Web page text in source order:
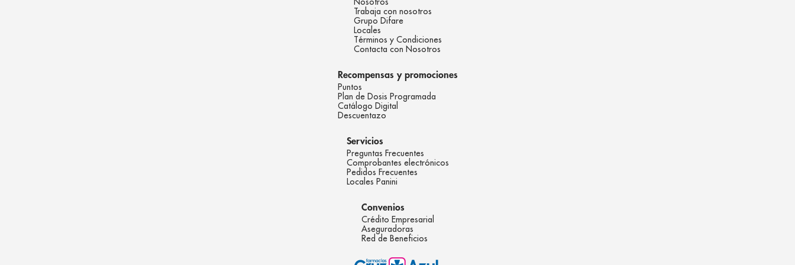
Trabaja con nosotros
Grupo Difare
Locales
Términos y Condiciones
Contacta con Nosotros
Recompensas y promociones
Puntos
Plan de Dosis Programada
Catálogo Digital
Descuentazo
Servicios
Preguntas Frecuentes
Comprobantes electrónicos
Pedidos Frecuentes
Locales Panini
Convenios
Crédito Empresarial
Aseguradoras
Red de Beneficios